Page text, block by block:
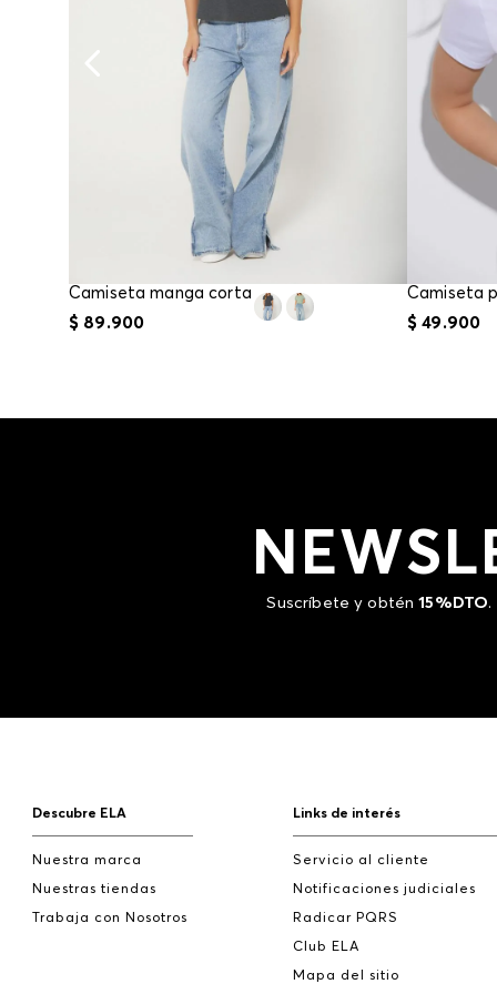
Camiseta manga corta
$ 89.900 $ 49.900
Suscríbete y obtén15%DTO.
Descubre ELA
Nuestra marca
Nuestras tiendas
Trabaja con Nosotros
Links de interés
Servicio al cliente
Notificaciones judiciales
Radicar PQRS
Club ELA
Mapa del sitio